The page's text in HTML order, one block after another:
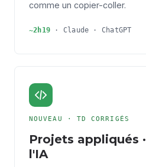
comme un copier-coller.
~2h19 · Claude · ChatGPT
NOUVEAU · TD CORRIGÉS
Projets appliqués ·
l'IA